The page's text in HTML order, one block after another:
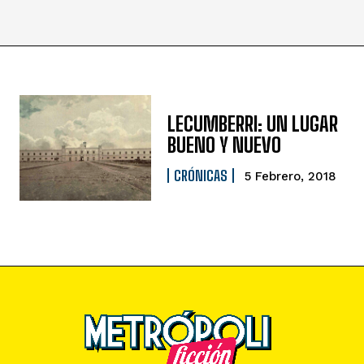
LECUMBERRI: UN LUGAR
BUENO Y NUEVO
CRÓNICAS 5 Febrero, 2018